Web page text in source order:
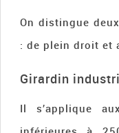
On distingue
: de plein droit et
Girardin
Il s’applique